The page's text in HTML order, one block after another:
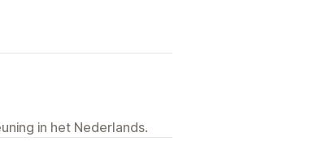
in het Nederlands.